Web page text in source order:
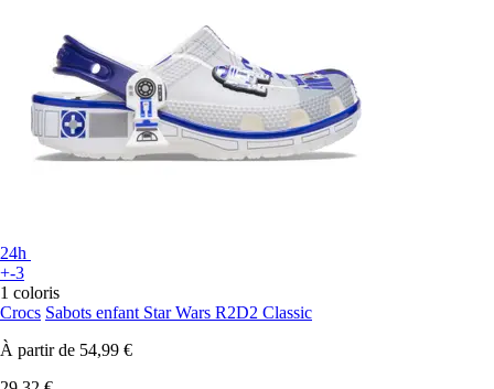
24h
+-3
1 coloris
Crocs Sabots enfant Star Wars R2D2 Classic
À partir de 54,99 €